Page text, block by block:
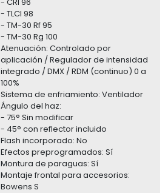
- TLCI 98
- TM-30 Rf 95
- TM-30 Rg 100
Atenuación: Controlado por
aplicación / Regulador de intensidad
integrado / DMX / RDM (continuo) 0 a
100%
Sistema de enfriamiento: Ventilador
Ángulo del haz:
- 75° Sin modificar
- 45° con reflector incluido
Flash incorporado: No
Efectos preprogramados: Sí
Montura de paraguas: Sí
Montaje frontal para accesorios:
Bowens S